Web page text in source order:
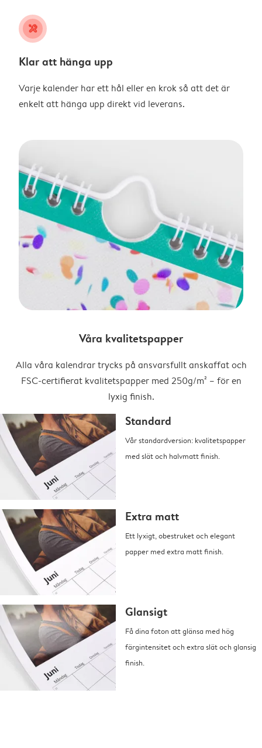
tools
Klar att hänga upp
Varje kalender har ett hål eller en krok så att det är
enkelt att hänga upp direkt vid leverans.
Våra kvalitetspapper
Alla våra kalendrar trycks på ansvarsfullt anskaffat och
FSC-certifierat kvalitetspapper med 250g/m² – för en
lyxig finish.
Standard
Vår standardversion: kvalitetspapper
med slät och halvmatt finish.
Extra matt
Ett lyxigt, obestruket och elegant
papper med extra matt finish.
Glansigt
Få dina foton att glänsa med hög
färgintensitet och extra slät och glansig
finish.